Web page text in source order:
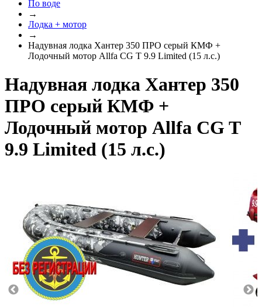
По воде
→
Лодка + мотор
→
Надувная лодка Хантер 350 ПРО серый КМФ +
Лодочный мотор Allfa CG T 9.9 Limited (15 л.с.)
Надувная лодка Хантер 350
ПРО серый КМФ +
Лодочный мотор Allfa CG T
9.9 Limited (15 л.с.)